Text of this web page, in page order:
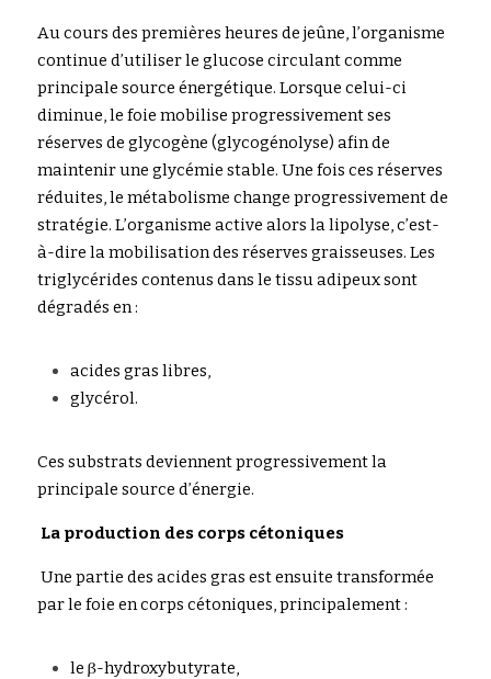
Au cours des premières heures de jeûne, l’organisme
continue d’utiliser le glucose circulant comme
principale source énergétique. Lorsque celui-ci
diminue, le foie mobilise progressivement ses
réserves de glycogène (glycogénolyse) afin de
maintenir une glycémie stable. Une fois ces réserves
réduites, le métabolisme change progressivement de
stratégie. L’organisme active alors la lipolyse, c’est-
à-dire la mobilisation des réserves graisseuses. Les
triglycérides contenus dans le tissu adipeux sont
dégradés en :
acides gras libres,
glycérol.
Ces substrats deviennent progressivement la
principale source d’énergie.
La production des corps cétoniques
Une partie des acides gras est ensuite transformée
par le foie en corps cétoniques, principalement :
le β-hydroxybutyrate,